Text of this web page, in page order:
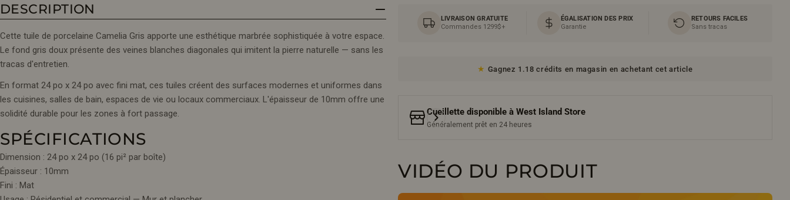
DESCRIPTION
Cette tuile de porcelaine Camelia Gris apporte une esthétique marbrée sophistiquée à votre espace.
Le fond gris doux présente des veines blanches diagonales qui imitent la pierre naturelle — sans les
tracas d'entretien.
En format 24 po x 24 po avec fini mat, ces tuiles créent des surfaces modernes et uniformes dans
les cuisines, salles de bain, espaces de vie ou locaux commerciaux. L'épaisseur de 10mm offre une
solidité durable pour les zones à fort passage.
SPÉCIFICATIONS
Dimension : 24 po x 24 po (16 pi² par boîte)
Épaisseur : 10mm
Fini : Mat
LIVRAISON GRATUITE
Commandes 1299$+
ÉGALISATION DES PRIX
Garantie
RETOURS FACILES
Sans tracas
Gagnez 1.18 crédits en magasin en achetant cet article
Cueillette disponible à West Island Store
Généralement prêt en 24 heures
VIDÉO DU PRODUIT